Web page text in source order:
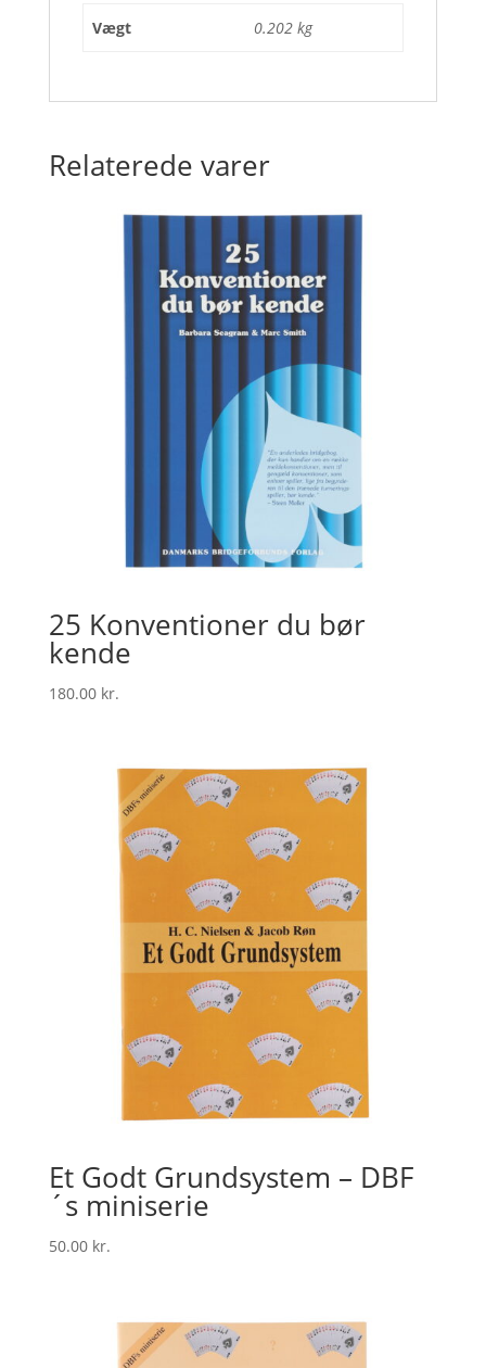
Vægt 0.202 kg
Relaterede varer
25 Konventioner du bør
kende
180.00 kr.
Et Godt Grundsystem – DBF
´s miniserie
50.00 kr.